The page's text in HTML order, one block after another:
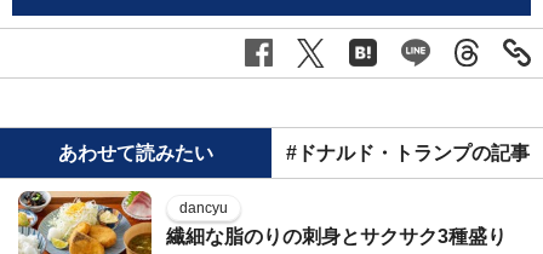
あわせて読みたい #ドナルド・トランプの記事
dancyu
繊細な脂のりの刺身とサクサク3種盛り